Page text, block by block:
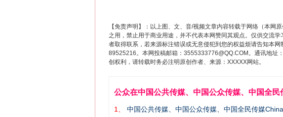
【免责声明】：以上图、文、音/视频文章内容转载于网络（本
之用，禁止用于商业用途，并不代表本网赞同其观点。仅供交流
者取得联系，若来源标注错误或无意侵犯到您的权益烦请告知本
89525216。本网投稿邮箱：3555333776@QQ.COM。通讯地址
创权利，请转载时务必注明原创作者、来源：XXXXX网站。
公众在中国公共传媒、中国公众传媒、中国全民
1、
中国公共传媒、中国公众传媒、中国全民传媒